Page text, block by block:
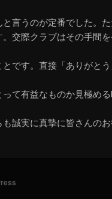
言うのが定番でした。た
交際クラブはその手間
です。直接「ありがと
て有益なものか見極め
誠実に真摯に皆さんの